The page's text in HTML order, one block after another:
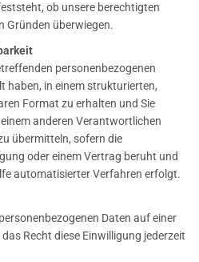
ob unsere berechtigten
Gründen überwiegen.
personenbezogenen
haben, in einem strukturierten,
Format zu erhalten und Sie
anderen Verantwortlichen
übermitteln, sofern die
oder einem Vertrag beruht und
automatisierter Verfahren erfolgt.
Daten auf einer
Recht diese Einwilligung jederzeit